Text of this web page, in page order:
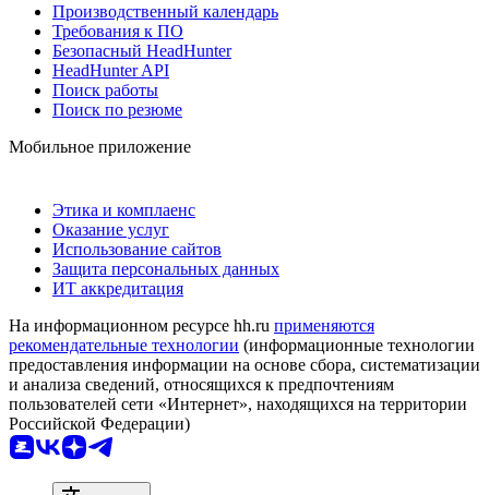
Производственный календарь
Требования к ПО
Безопасный HeadHunter
HeadHunter API
Поиск работы
Поиск по резюме
Мобильное приложение
Этика и комплаенс
Оказание услуг
Использование сайтов
Защита персональных данных
ИТ аккредитация
На информационном ресурсе hh.ru применяются
рекомендательные технологии (информационные технологии
предоставления информации на основе сбора, систематизации
и анализа сведений, относящихся к предпочтениям
пользователей сети «Интернет», находящихся на территории
Российской Федерации)